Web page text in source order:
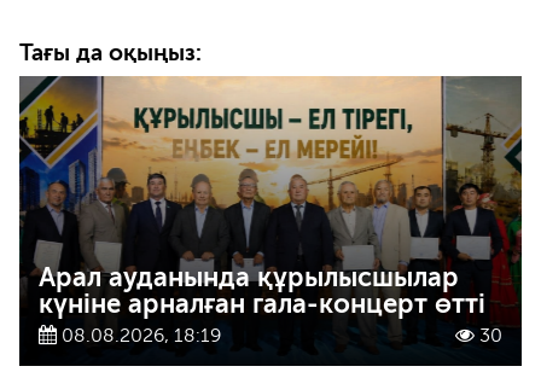
Тағы да оқыңыз:
Арал ауданында құрылысшылар
күніне арналған гала-концерт өтті
08.08.2026, 18:19 30